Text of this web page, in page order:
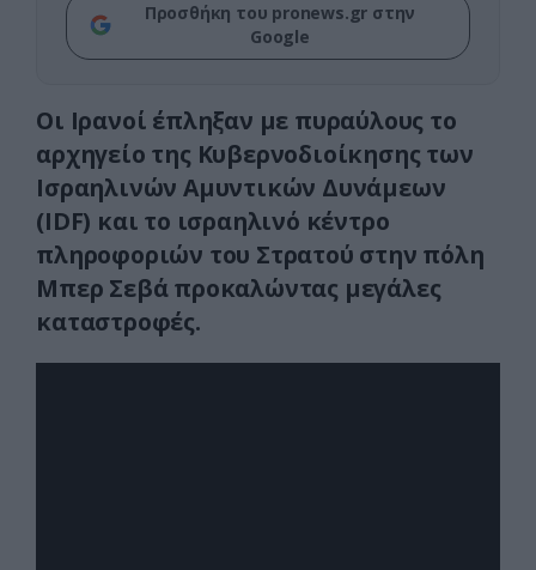
Προσθήκη του pronews.gr στην
Google
Οι Ιρανοί έπληξαν με πυραύλους το
αρχηγείο της Κυβερνοδιοίκησης των
Ισραηλινών Αμυντικών Δυνάμεων
(IDF) και το ισραηλινό κέντρο
πληροφοριών του Στρατού στην πόλη
Μπερ Σεβά προκαλώντας μεγάλες
καταστροφές.